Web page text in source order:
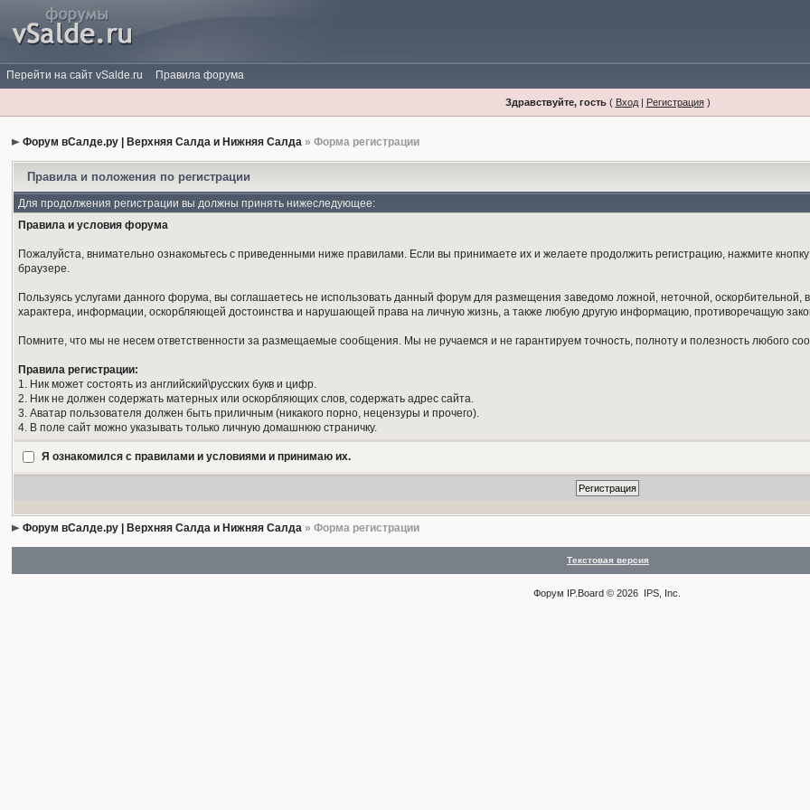
Перейти на сайт vSalde.ru Правила форума
Здравствуйте, гость( Вход| Регистрация)
Форум вСалде.ру | Верхняя Салда и Нижняя Салда » Форма регистрации
Правила и положения по регистрации
Для продолжения регистрации вы должны принять нижеследующее:
Правила и условия форума
Пожалуйста, внимательно ознакомьтесь с приведенными ниже правилами. Если вы принимаете их и желаете продолжить регистрацию, нажмите
браузере.
Пользуясь услугами данного форума, вы соглашаетесь не использовать данный форум для размещения заведомо ложной, неточной,
характера, информации, оскорбляющей достоинства и нарушающей права на личную жизнь, а также любую другую информацию, противоречащую
Помните, что мы не несем ответственности за размещаемые сообщения. Мы не ручаемся и не гарантируем точность, полноту и полезность любого
Правила регистрации:
1. Ник может состоять из английский\русских букв и цифр.
2. Ник не должен содержать матерных или оскорбляющих слов, содержать адрес сайта.
3. Аватар пользователя должен быть приличным (никакого порно, нецензуры и прочего).
4. В поле сайт можно указывать только личную домашнюю страничку.
Я ознакомился с правилами и условиями и принимаю их.
Форум вСалде.ру | Верхняя Салда и Нижняя Салда » Форма регистрации
Текстовая версия
Форум IP.Board © 2026 IPS, Inc